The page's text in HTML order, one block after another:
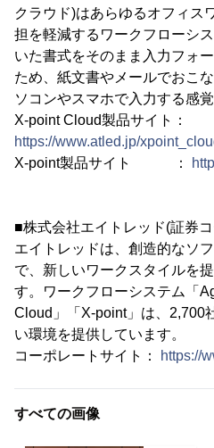
クラウド)はあらゆるオフィス
担を軽減するワークフローシ
いた書式をそのまま入力フォ
ため、紙文書やメールでおこ
ソコンやスマホで入力する感
X-point Cloud製品サイト：
https://www.atled.jp/
X-point製品サイト ：
■株式会社エイトレッド(証券
エイトレッドは、創造的なソ
で、新しいワークスタイルを
す。ワークフローシステム「
Cloud」「X-point」は、2,700
い環境を提供しています。
コーポレートサイト：
https://
すべての画像